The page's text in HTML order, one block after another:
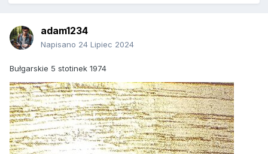
adam1234
Napisano 24 Lipiec 2024
Bułgarskie 5 stotinek 1974